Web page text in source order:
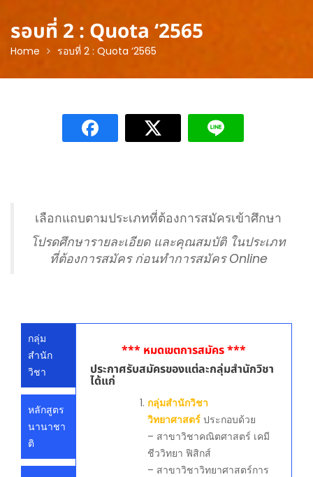
รอบที่ 2 : Quota ‘2565
Home รอบที่ 2 : Quota ‘2565
เลือกแถบตามประเภทที่ต้องการสมัครเข้าศึกษา
โปรดศึกษารายละเอียด และคุณสมบัติ ในประเภท
ที่ต้องการสมัคร ก่อนทำการสมัคร Online
กลุ่ม
สำนัก
วิชา
หลักสูตร
นานาชา
ติ
*** หมดเขตการสมัคร ***
ประกาศรับสมัครของแต่ละกลุ่มสำนักวิชา
ได้แก่
กลุ่มสำนักวิชา
วิทยาศาสตร์ประกอบด้วย
– สาขาวิชาคณิตศาสตร์ เคมี
ชีววิทยา ฟิสิกส์
– สาขาวิชาวิทยาศาสตร์การ